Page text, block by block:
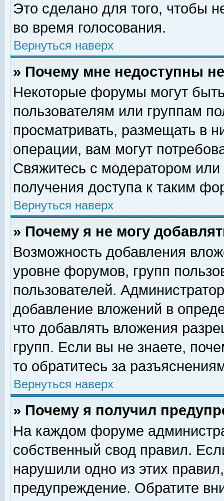
Это сделано для того, чтобы
во время голосования.
Вернуться наверх
» Почему мне недоступны
Некоторые форумы могут
пользователям или группам
просматривать, размещать в
операции, вам могут
Свяжитесь с модератором
получения доступа к таким
Вернуться наверх
» Почему я не могу
Возможность добавления
уровне форумов, групп
пользователей.
добавление вложений в
что добавлять вложения
групп. Если вы не знаете,
то обратитесь за
Вернуться наверх
» Почему я получил
На каждом форуме
собственный свод правил.
нарушили одно из этих
предупреждение. Обратите